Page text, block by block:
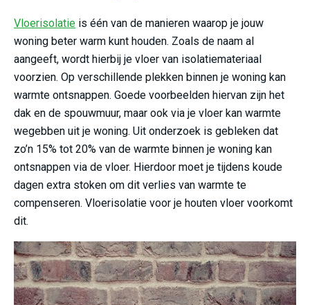
Vloerisolatie is één van de manieren waarop je jouw
woning beter warm kunt houden. Zoals de naam al
aangeeft, wordt hierbij je vloer van isolatiemateriaal
voorzien. Op verschillende plekken binnen je woning kan
warmte ontsnappen. Goede voorbeelden hiervan zijn het
dak en de spouwmuur, maar ook via je vloer kan warmte
wegebben uit je woning. Uit onderzoek is gebleken dat
zo’n 15% tot 20% van de warmte binnen je woning kan
ontsnappen via de vloer. Hierdoor moet je tijdens koude
dagen extra stoken om dit verlies van warmte te
compenseren. Vloerisolatie voor je houten vloer voorkomt
dit.